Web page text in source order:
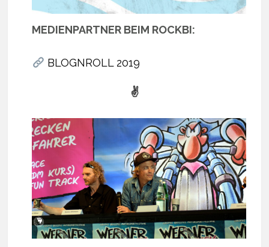
MEDIENPARTNER BEIM ROCKBI:
BLOGNROLL 2019
✌